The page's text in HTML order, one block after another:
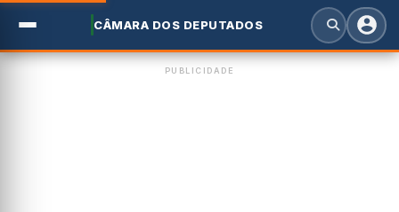
CÂMARA DOS DEPUTADOS
PUBLICIDADE